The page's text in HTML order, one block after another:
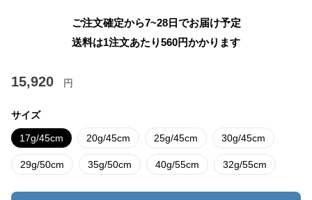
ご注文確定から7~28日でお届け予定
送料は1注文あたり560円かかります
15,920 円
サイズ
17g/45cm 20g/45cm 25g/45cm 30g/45cm
29g/50cm 35g/50cm 40g/55cm 32g/55cm